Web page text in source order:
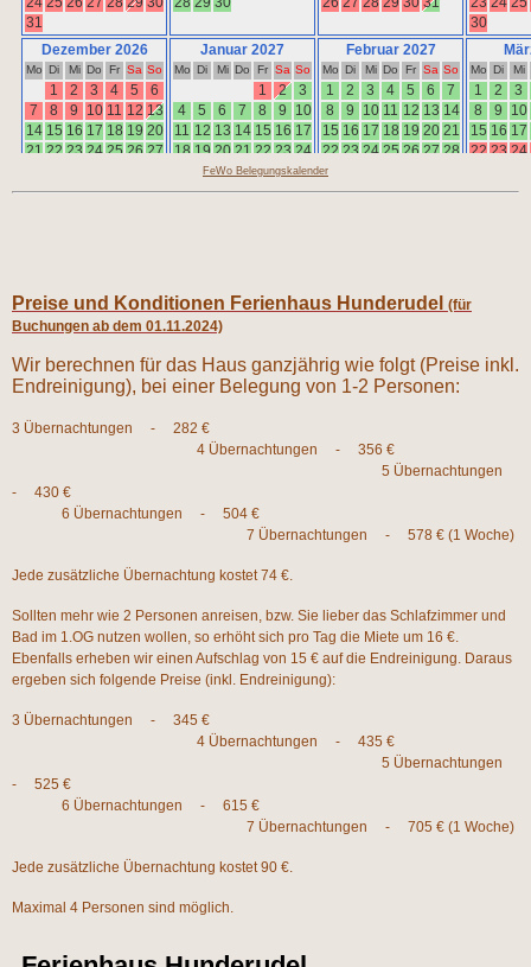
FeWo Belegungskalender
Preise und Konditionen Ferienhaus Hunderudel (für
Buchungen ab dem 01.11.2024)
Wir berechnen für das Haus ganzjährig wie folgt (Preise inkl.
Endreinigung), bei einer Belegung von 1-2 Personen:
3 Übernachtungen - 282 €
4 Übernachtungen - 356 €
5 Übernachtungen
- 430 €
6 Übernachtungen - 504 €
7 Übernachtungen - 578 € (1 Woche)
Jede zusätzliche Übernachtung kostet 74 €.
Sollten mehr wie 2 Personen anreisen, bzw. Sie lieber das Schlafzimmer und
Bad im 1.OG nutzen wollen, so erhöht sich pro Tag die Miete um 16 €.
Ebenfalls erheben wir einen Aufschlag von 15 € auf die Endreinigung. Daraus
ergeben sich folgende Preise (inkl. Endreinigung):
3 Übernachtungen - 345 €
4 Übernachtungen - 435 €
5 Übernachtungen
- 525 €
6 Übernachtungen - 615 €
7 Übernachtungen - 705 € (1 Woche)
Jede zusätzliche Übernachtung kostet 90 €.
Maximal 4 Personen sind möglich.